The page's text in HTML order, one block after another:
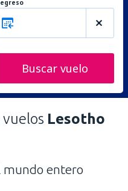
Buscar vuelo
Lesotho
mundo entero